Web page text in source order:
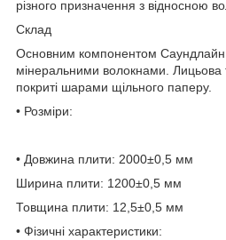
різного призначення з відносною
Склад
Основним компонентом Саундлайн
мінеральними волокнами. Лицьова
покриті шарами щільного паперу.
• Розміри:
• Довжина плити: 2000±0,5 мм
Ширина плити: 1200±0,5 мм
Товщина плити: 12,5±0,5 мм
• Фізичні характеристики: